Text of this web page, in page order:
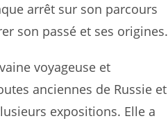
arrêt sur son parcours
son passé et ses origines.
voyageuse et
anciennes de Russie et
expositions. Elle a